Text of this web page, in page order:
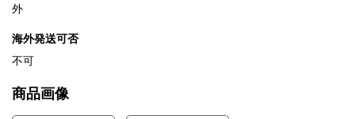
外
海外発送可否
不可
商品画像